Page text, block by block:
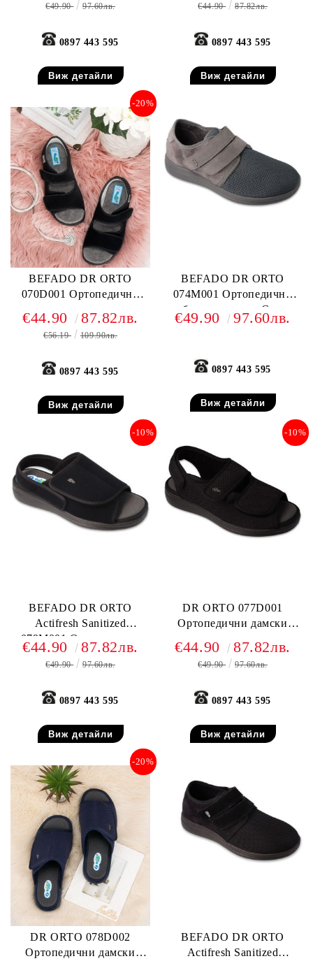
€49.90 97.60лв.
0897 443 595
Виж детайли
€44.90 87.82лв.
0897 443 595
Виж детайли
BEFADO DR ORTO
070D001 Ортопедични
затворена пета, черни
-20%
€44.90 87.82лв.
€56.19 109.90лв.
0897 443 595
Виж детайли
BEFADO DR ORTO
074M001 Ортопедични
обувки с лепки, Сиви
€49.90 97.60лв.
0897 443 595
Виж детайли
BEFADO DR ORTO
Actifresh Sanitized
079M001 Ортопедични
сандали за много отекъл
крак, Черни
-10%
€44.90 87.82лв.
€49.90 97.60лв.
0897 443 595
Виж детайли
DR ORTO 077D001
Ортопедични дамски
Черни
-10%
€44.90 87.82лв.
€49.90 97.60лв.
0897 443 595
Виж детайли
DR ORTO 078D002
Ортопедични дамски
-20%
BEFADO DR ORTO
Actifresh Sanitized